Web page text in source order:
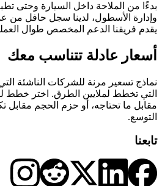
بدءًا من الملاحة داخل السيارة وحتى
وإدارة الأسطول، لدينا سجل حافل من
يقدم فريقنا الدعم المخصص طوال
أسعار عادلة تتناسب معك
نماذج تسعير مرنة للشركات الناشئة
التي تخطط لملايين الطرق. اختر خطط
مقابل ما تحتاجه، أو حزم الحجم مقابل
التوسع.
تابعنا